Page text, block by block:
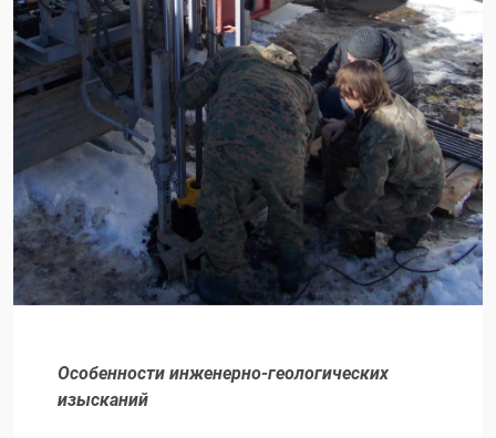
Особенности инженерно-геологических
изысканий